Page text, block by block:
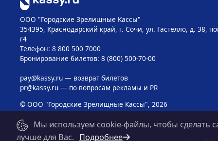
ООО "Городские Зрелищные Кассы"
354395, Краснодарский край, г. Сочи, ул. Гастелло, д. 38,
г4
Телефон: 8 800 500 7000
Бронирование билетов: 8 (800) 500-70-00
pay@kassy.ru— возврат билетов
pr@kassy.ru— по вопросам рекламы и PR
© ООО "Городские Зрелищные Кассы", 2026
Мы используем cookie-файлы, чтобы сделать
лучше для Вас. Подробнее